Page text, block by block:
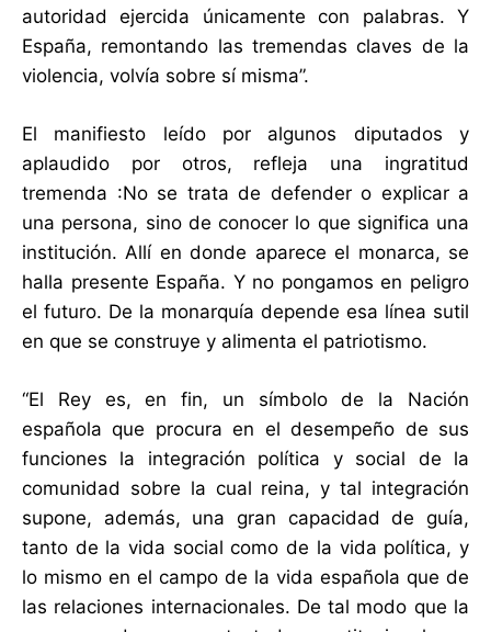
autoridad ejercida únicamente con palabras. Y
España, remontando las tremendas claves de la
violencia, volvía sobre sí misma”.
El manifiesto leído por algunos diputados y
aplaudido por otros, refleja una ingratitud
tremenda :No se trata de defender o explicar a
una persona, sino de conocer lo que significa una
institución. Allí en donde aparece el monarca, se
halla presente España. Y no pongamos en peligro
el futuro. De la monarquía depende esa línea sutil
en que se construye y alimenta el patriotismo.
“El Rey es, en fin, un símbolo de la Nación
española que procura en el desempeño de sus
funciones la integración política y social de la
comunidad sobre la cual reina, y tal integración
supone, además, una gran capacidad de guía,
tanto de la vida social como de la vida política, y
lo mismo en el campo de la vida española que de
las relaciones internacionales. De tal modo que la